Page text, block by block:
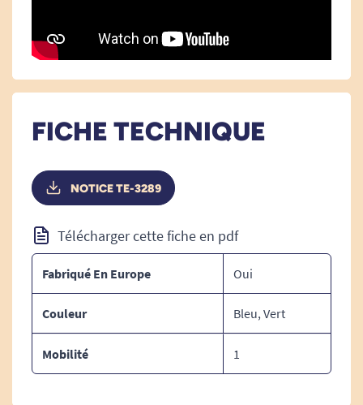
Grande taille: 71 x 145 cm (jaune)
FICHE TECHNIQUE
NOTICE TE-3289
Télécharger cette fiche en pdf
Fabriqué En Europe Oui
Couleur Bleu, Vert
Mobilité 1